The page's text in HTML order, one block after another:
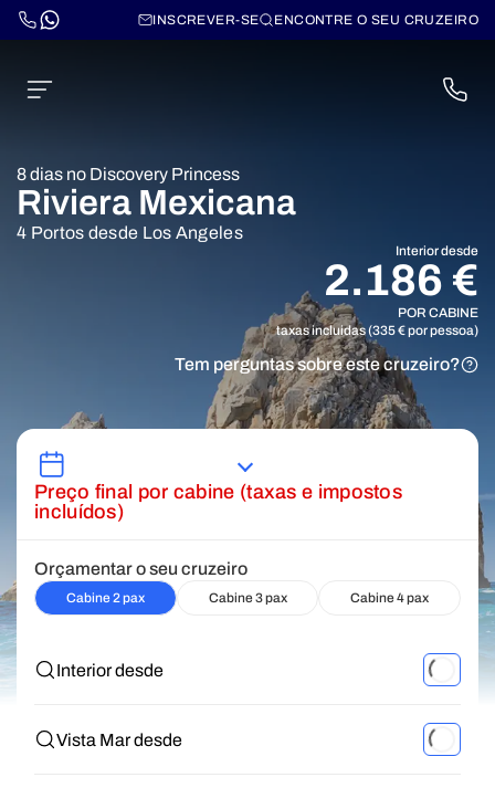
INSCREVER-SE ENCONTRE O SEU CRUZEIRO
8 dias no Discovery Princess
Riviera Mexicana
4 Portos desde Los Angeles
Interior desde
2.186 €
POR CABINE
taxas incluidas (335 € por pessoa)
Tem perguntas sobre este cruzeiro?
Preço final por cabine (taxas e impostos
incluídos)
Orçamentar o seu cruzeiro
Cabine 2 pax Cabine 3 pax Cabine 4 pax
Interior desde
Vista Mar desde